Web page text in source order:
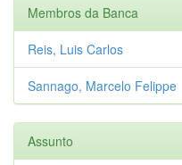
Membros da Banca
Reis, Luis Carlos
Sannago, Marcelo Felippe
Assunto